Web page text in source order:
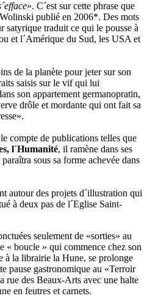
». C´est sur cette phrase que
publié en 2006*. Des mots
satyrique traduit ce qui le pousse à
et l´Amérique du Sud, les USA et
de la planète pour jeter sur son
saisis sur le vif qui lui
son appartement germanopratin,
drôle et mordante qui ont fait sa
compte de publications telles que
l´Humanité, il ramène dans ses
sous sa forme achevée dans
autour des projets d´illustration qui
à deux pas de l´Eglise Saint-
seulement de «sorties» au
« boucle » qui commence chez son
à la librairie la Hune, se prolonge
pause gastronomique au «Terroir
rue des Beaux-Arts avec une halte
en feutres et carnets.